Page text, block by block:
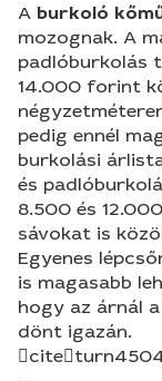
A burkoló
mozognak. A
padlóburkolás
14.000 forint
pedig ennél
burkolási
és
8.500 és
sávokat is
Egyenes
is magasabb
hogy az árnál
dönt igazán.